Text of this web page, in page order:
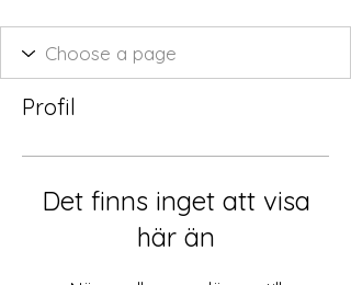
Profil
Det finns inget att visa
här än